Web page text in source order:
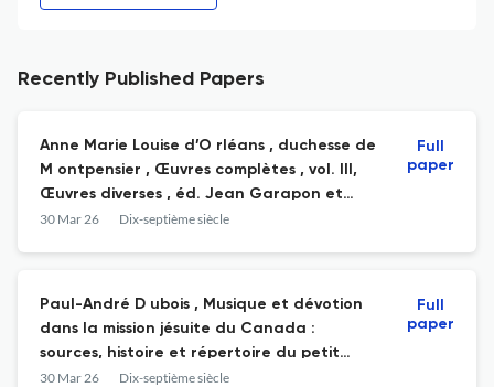
Recently Published Papers
Anne Marie Louise d’O rléans , duchesse de
M ontpensier , Œuvres complètes , vol. III,
Œuvres diverses , éd. Jean Garapon et
Nathalie Grande, Paris, Honoré Champion,
30 Mar 26 Dix-septième siècle
Full
paper
Paul-André D ubois , Musique et dévotion
dans la mission jésuite du Canada :
sources, histoire et répertoire du petit
motet et du cantique spirituel savant chez
30 Mar 26 Dix-septième siècle
Full
paper